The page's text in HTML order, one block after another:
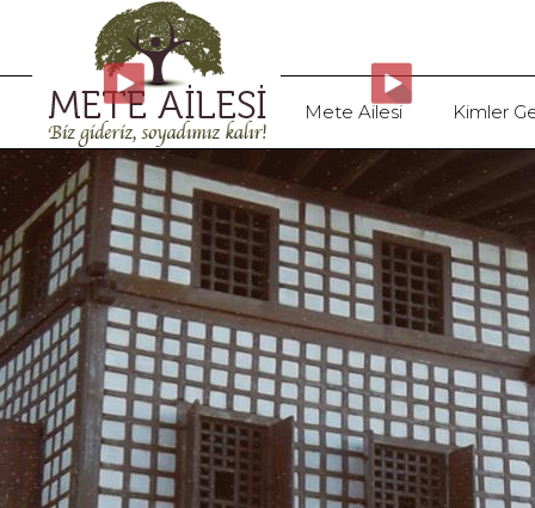
Mete Ailesi Kimler